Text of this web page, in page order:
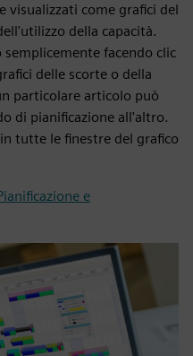
visualizzati come grafici del
della capacità.
semplicemente facendo clic
delle scorte o della
particolare articolo può
di pianificazione all'altro.
tutte le finestre del grafico
e